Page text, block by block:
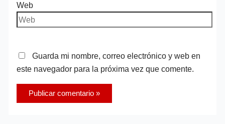
Web
Guarda mi nombre, correo electrónico y web en
este navegador para la próxima vez que comente.